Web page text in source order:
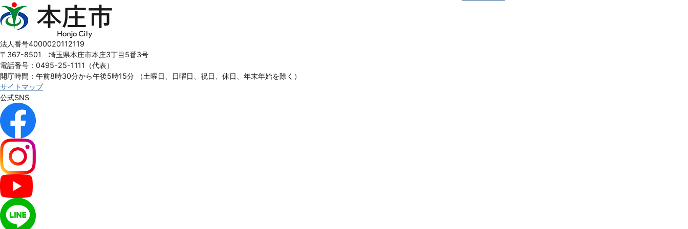
本
庄
Honjo
City
法人番号4000020112119
〒367-8501 埼玉県本庄市本庄3丁目5番3号
電話番号：0495-25-1111（代表）
開庁時間：午前8時30分から午後5時15分
（土曜日、日曜日、祝日、休日、年末年始を除く）
サイトマップ
公式SNS